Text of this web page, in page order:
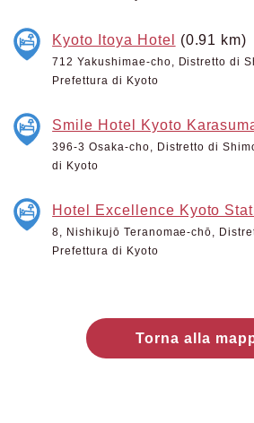
Kyoto Itoya Hotel (0.91 km)
712 Yakushimae-cho, Distretto di
Prefettura di Kyoto
Smile Hotel Kyoto
396-3 Osaka-cho, Distretto di
di Kyoto
Hotel Excellence Kyoto
8, Nishikujō Teranomae-chō,
Prefettura di Kyoto
Torna alla